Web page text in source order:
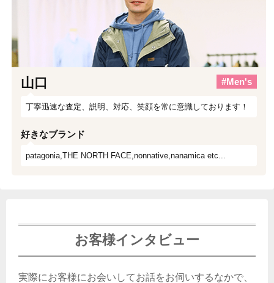
山口 #Men's
丁寧迅速な査定、説明、対応、笑顔を常に意識しております！
好きなブランド
patagonia,THE NORTH FACE,nonnative,nanamica etc...
お客様インタビュー
実際にお客様にお会いしてお話をお伺いするなかで、